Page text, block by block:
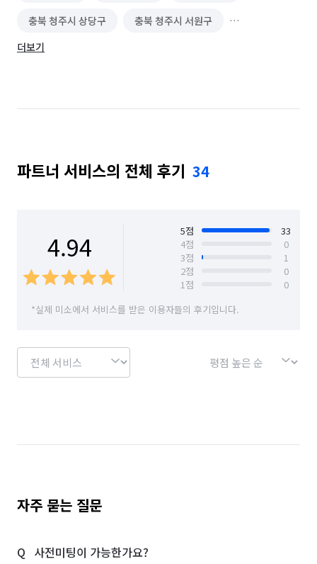
충북 청주시 상당구 충북 청주시 서원구
충북 청주시 청원구
더보기
파트너 서비스의 전체 후기 34
4.94 5점
33
4점
0
3점
1
2점
0
1점
0
*실제 미소에서 서비스를 받은 이용자들의 후기입니다.
자주 묻는 질문
사전미팅이 가능한가요?